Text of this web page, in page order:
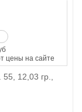
цены на сайте
12,03 гр.,